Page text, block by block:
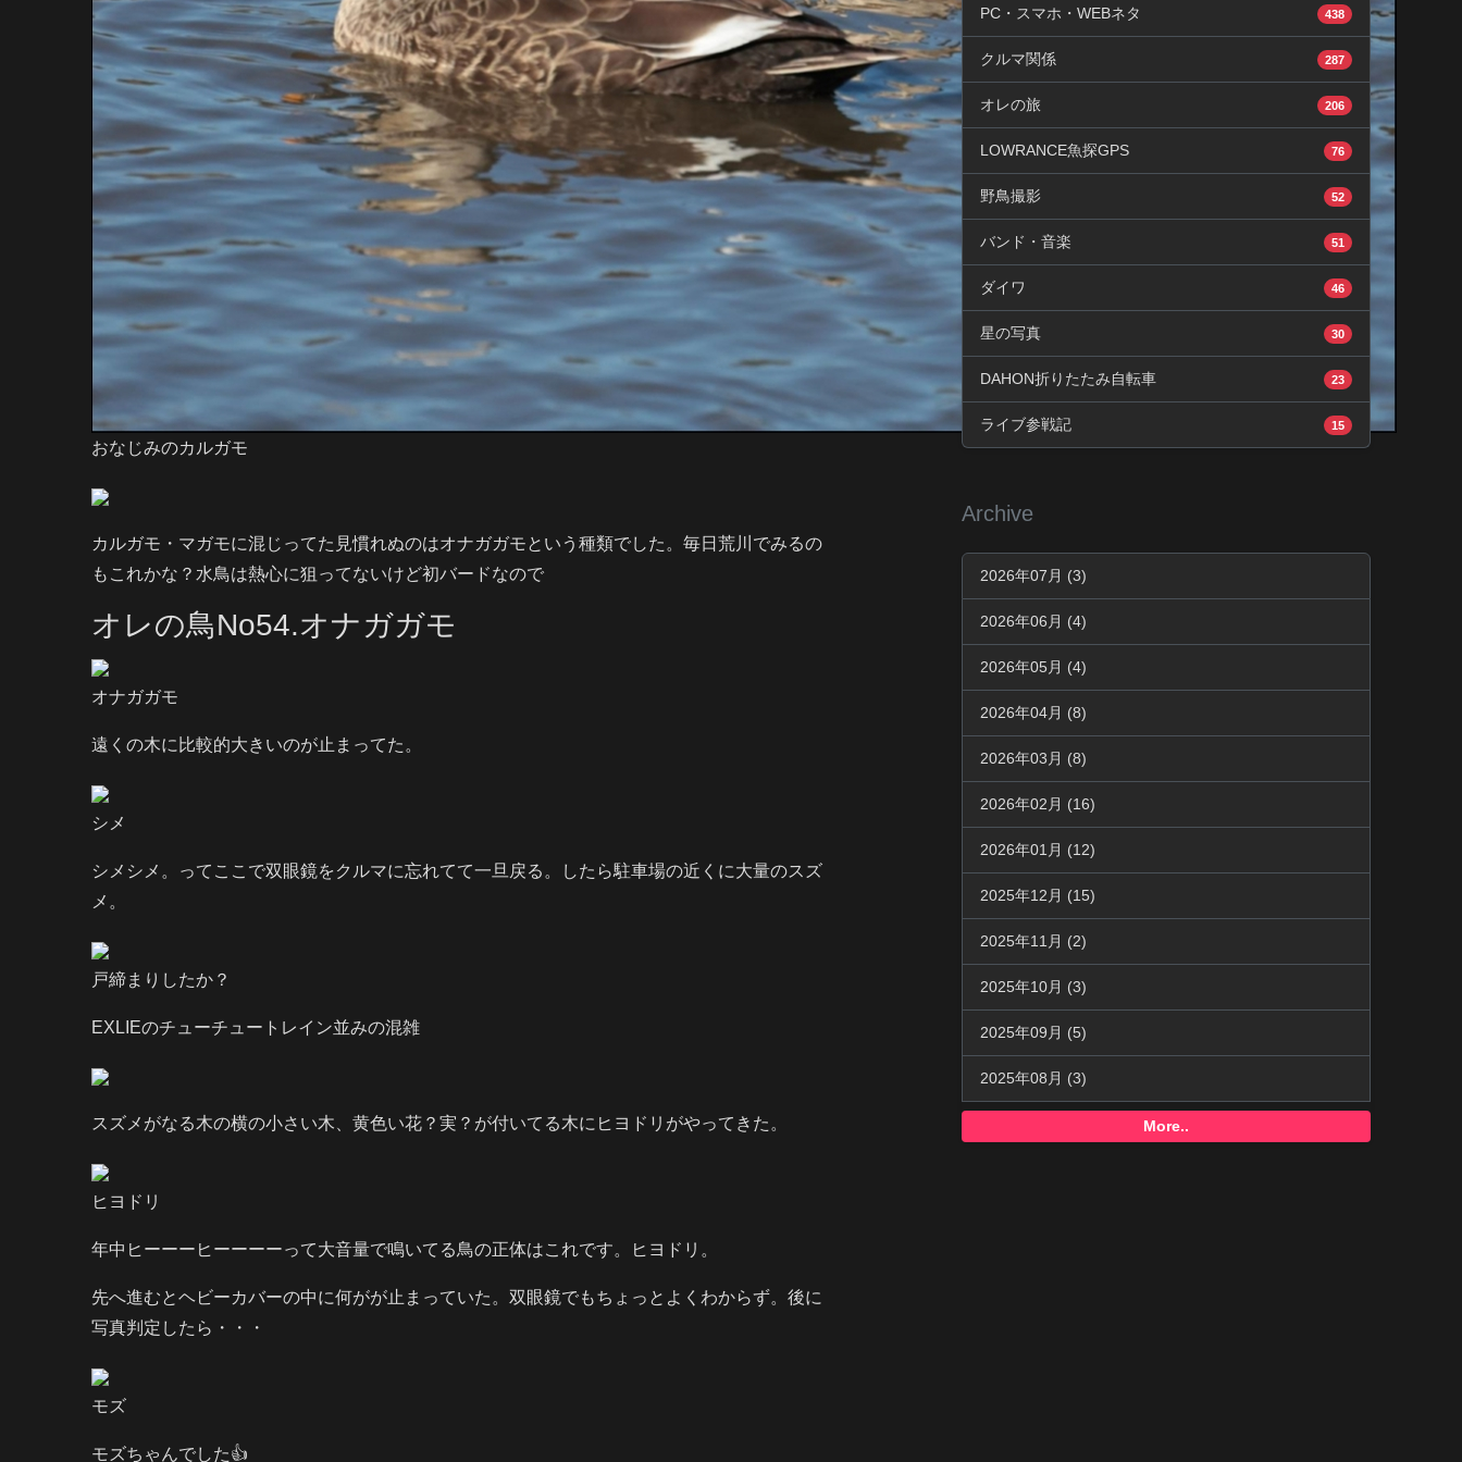
おなじみのカルガモ
カルガモ・マガモに混じってた見慣れぬのはオナガガモという種類でした。毎日荒川でみるの
もこれかな？水鳥は熱心に狙ってないけど初バードなので
オレの鳥No54.オナガガモ
オナガガモ
遠くの木に比較的大きいのが止まってた。
シメ
シメシメ。ってここで双眼鏡をクルマに忘れてて一旦戻る。したら駐車場の近くに大量のスズ
メ。
戸締まりしたか？
EXLIEのチューチュートレイン並みの混雑
スズメがなる木の横の小さい木、黄色い花？実？が付いてる木にヒヨドリがやってきた。
ヒヨドリ
年中ヒーーーヒーーーーって大音量で鳴いてる鳥の正体はこれです。ヒヨドリ。
先へ進むとヘビーカバーの中に何がが止まっていた。双眼鏡でもちょっとよくわからず。後に
写真判定したら・・・
モズ
モズちゃんでした👍
PC・スマホ・WEBネタ 438
クルマ関係 287
オレの旅 206
LOWRANCE魚探GPS 76
野鳥撮影 52
バンド・音楽 51
ダイワ 46
星の写真 30
DAHON折りたたみ自転車 23
ライブ参戦記 15
Archive
2026年07月 (3)
2026年06月 (4)
2026年05月 (4)
2026年04月 (8)
2026年03月 (8)
2026年02月 (16)
2026年01月 (12)
2025年12月 (15)
2025年11月 (2)
2025年10月 (3)
2025年09月 (5)
2025年08月 (3)
More..